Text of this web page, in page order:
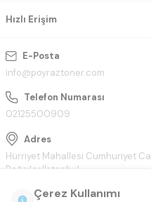
E-Posta
info@poyraztoner.com
Telefon Numarası
02125500909
Adres
Hürriyet Mahallesi Cumhuriyet
Bağcılar/İstanbul
Hızlı Erişim
Çerez Kullanımı